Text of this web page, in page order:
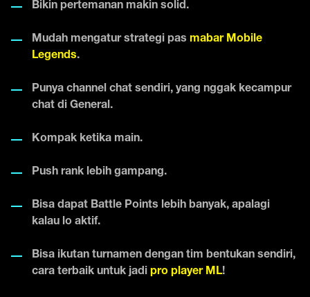
Bikin pertemanan makin solid.
Mudah mengatur strategi pas mabar Mobile
Legends.
Punya channel chat sendiri, yang nggak kecampur
chat di General.
Kompak ketika main.
Push rank lebih gampang.
Bisa dapat Battle Points lebih banyak, apalagi
kalau lo aktif.
Bisa ikutan turnamen dengan tim bentukan sendiri,
cara terbaik untuk jadi pro player ML!